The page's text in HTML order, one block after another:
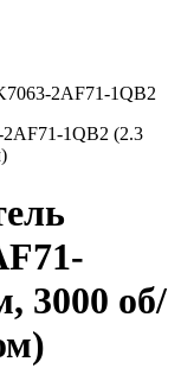
2AF71-1QB2
1QB2 (2.3
3000 об/